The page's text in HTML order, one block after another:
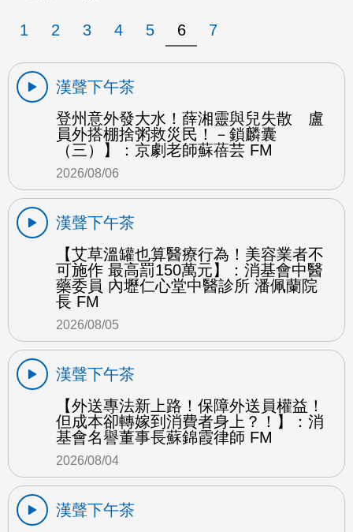
1 2 3 4 5 6 7
漢聲下午茶
登州意外發大水！薛湘靈與兒失散 盧
員外搭棚捨粥救災民！－鎖麟囊
（三）】：京劇老師蘇蓓芸 FM
2026/08/06
漢聲下午茶
【艾草溫罐也算醫療行為！美容業者不
可施作 最高罰150萬元】：消基會中醫
藥委員 內壢仁心堂中醫診所 潘佩蘭院
長 FM
2026/08/05
漢聲下午茶
【外送專法新上路！保障外送員權益！
但成本卻轉嫁到消費者身上？！】：消
基會名譽董事長蘇錦霞律師 FM
2026/08/04
漢聲下午茶